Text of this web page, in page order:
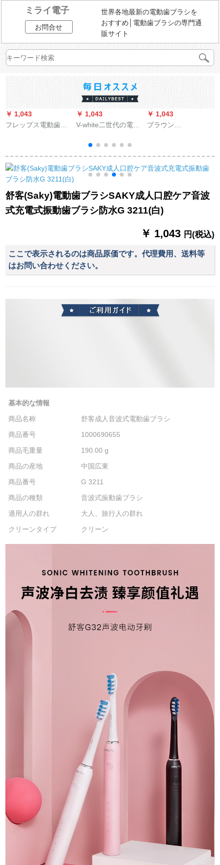
ミライ電子
お問合せ
世界各地最新の電動歯ブラシを
おすすめ│電動歯ブラシの専門通
販サイト
￥ 1,043
フレップス電動歯ブ
付）3つのモードの健
康維持歯茎HX
6857/20-2本のブラシ
を持参します。
￥ 1,043
V-white二世代の電動
け者を深く愛してい
ます。全自動歯ブラ
シスマート音波式歯
掃除機の充電式の柔
らかい毛と黒い粉の
カップル2本です。
￥ 1,043
ブラウン
振動防水歯ブラシ(明
るい白タイプのブラ
舒客(Saky)電動歯ブラシSAKY成人口腔ケア音波
式充電式振動歯ブラシ防水G 3211(白)
￥ 1,043 円(税込)
ここで表示されるのは商品原価です。代理費用、送料等
はお問い合わせください。
基本的な情報
商品名称
舒客成人音波式電動歯ブラシ
商品番号
1000690655
商品毛重量
190.00 g
商品の産地
中国広東
商品番号
G 3211
商品の種類
音波式振動歯ブラシ
適用人の群れ
大人、旅行人の群れ
クリーンタイプ
クリーン